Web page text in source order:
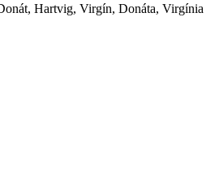
Hartvig, Virgín, Donáta, Virgínia